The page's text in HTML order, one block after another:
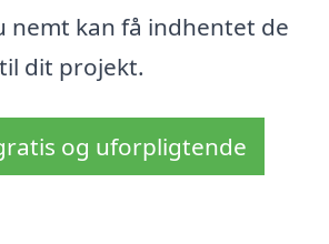
nemt kan få indhentet de
dit projekt.
og uforpligtende